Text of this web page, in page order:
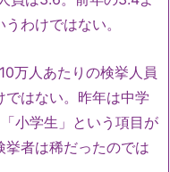
わけではない。
万人あたりの検挙人員
ではない。昨年は中学
小学生」という項目が
者は稀だったのでは